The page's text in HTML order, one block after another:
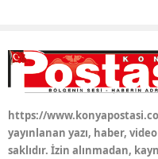
https://
yayınlanan yazı, haber,
saklıdır. İzin alınmadan,